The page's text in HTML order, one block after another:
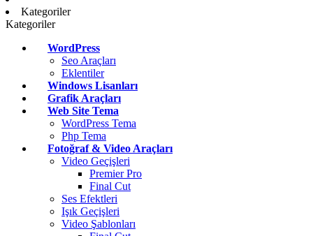
Kategoriler
Kategoriler
WordPress
Seo Araçları
Eklentiler
Windows Lisanları
Grafik Araçları
Web Site Tema
WordPress Tema
Php Tema
Fotoğraf & Video Araçları
Video Geçişleri
Premier Pro
Final Cut
Ses Efektleri
Işık Geçişleri
Video Şablonları